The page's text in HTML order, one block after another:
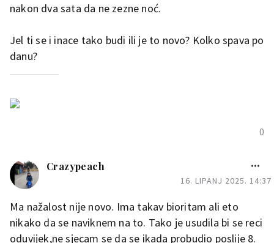
nakon dva sata da ne zezne noć.
Jel ti se i inace tako budi ili je to novo? Kolko spava po
danu?
0
Crazypeach
16. LIPANJ 2025. 14:37
Ma nažalost nije novo. Ima takav bioritam ali eto
nikako da se naviknem na to. Tako je usudila bi se reci
oduvijek,ne sjecam se da se ikada probudio poslije 8.